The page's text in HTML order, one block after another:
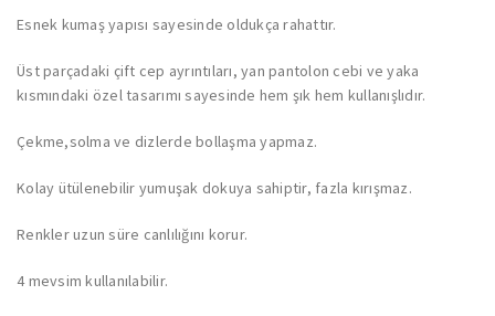
Esnek kumaş yapısı sayesinde oldukça rahattır.
Üst parçadaki çift cep ayrıntıları, yan pantolon cebi ve yaka
kısmındaki özel tasarımı sayesinde hem şık hem kullanışlıdır.
Çekme,solma ve dizlerde bollaşma yapmaz.
Kolay ütülenebilir yumuşak dokuya sahiptir, fazla kırışmaz.
Renkler uzun süre canlılığını korur.
4 mevsim kullanılabilir.